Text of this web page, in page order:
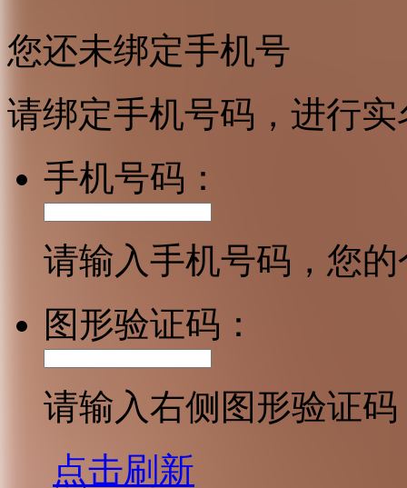
您还未绑定手机号
请绑定手机号码，进行
手机号码：
请输入手机号码，您
图形验证码：
请输入右侧图形验证码
点击刷新